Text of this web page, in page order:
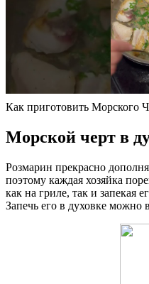
Как приготовить Морского
Морской черт в
Розмарин прекрасно
поэтому каждая хозяйка
как на гриле, так и запекая
Запечь его в духовке можно